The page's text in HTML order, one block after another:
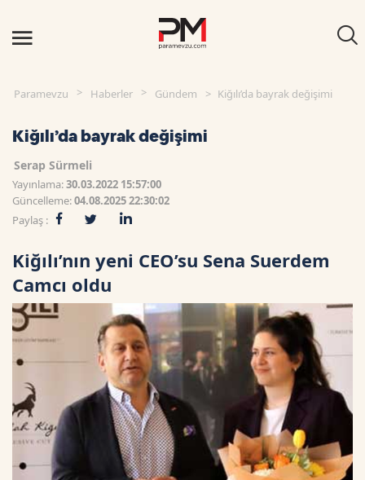
Paramevzu Haberler Gündem Kiğılı’da bayrak değişimi
Kiğılı’da bayrak değişimi
Serap Sürmeli
Yayınlama:30.03.2022 15:57:00
Güncelleme:04.08.2025 22:30:02
Paylaş :
Kiğılı’nın yeni CEO’su Sena Suerdem
Camcı oldu